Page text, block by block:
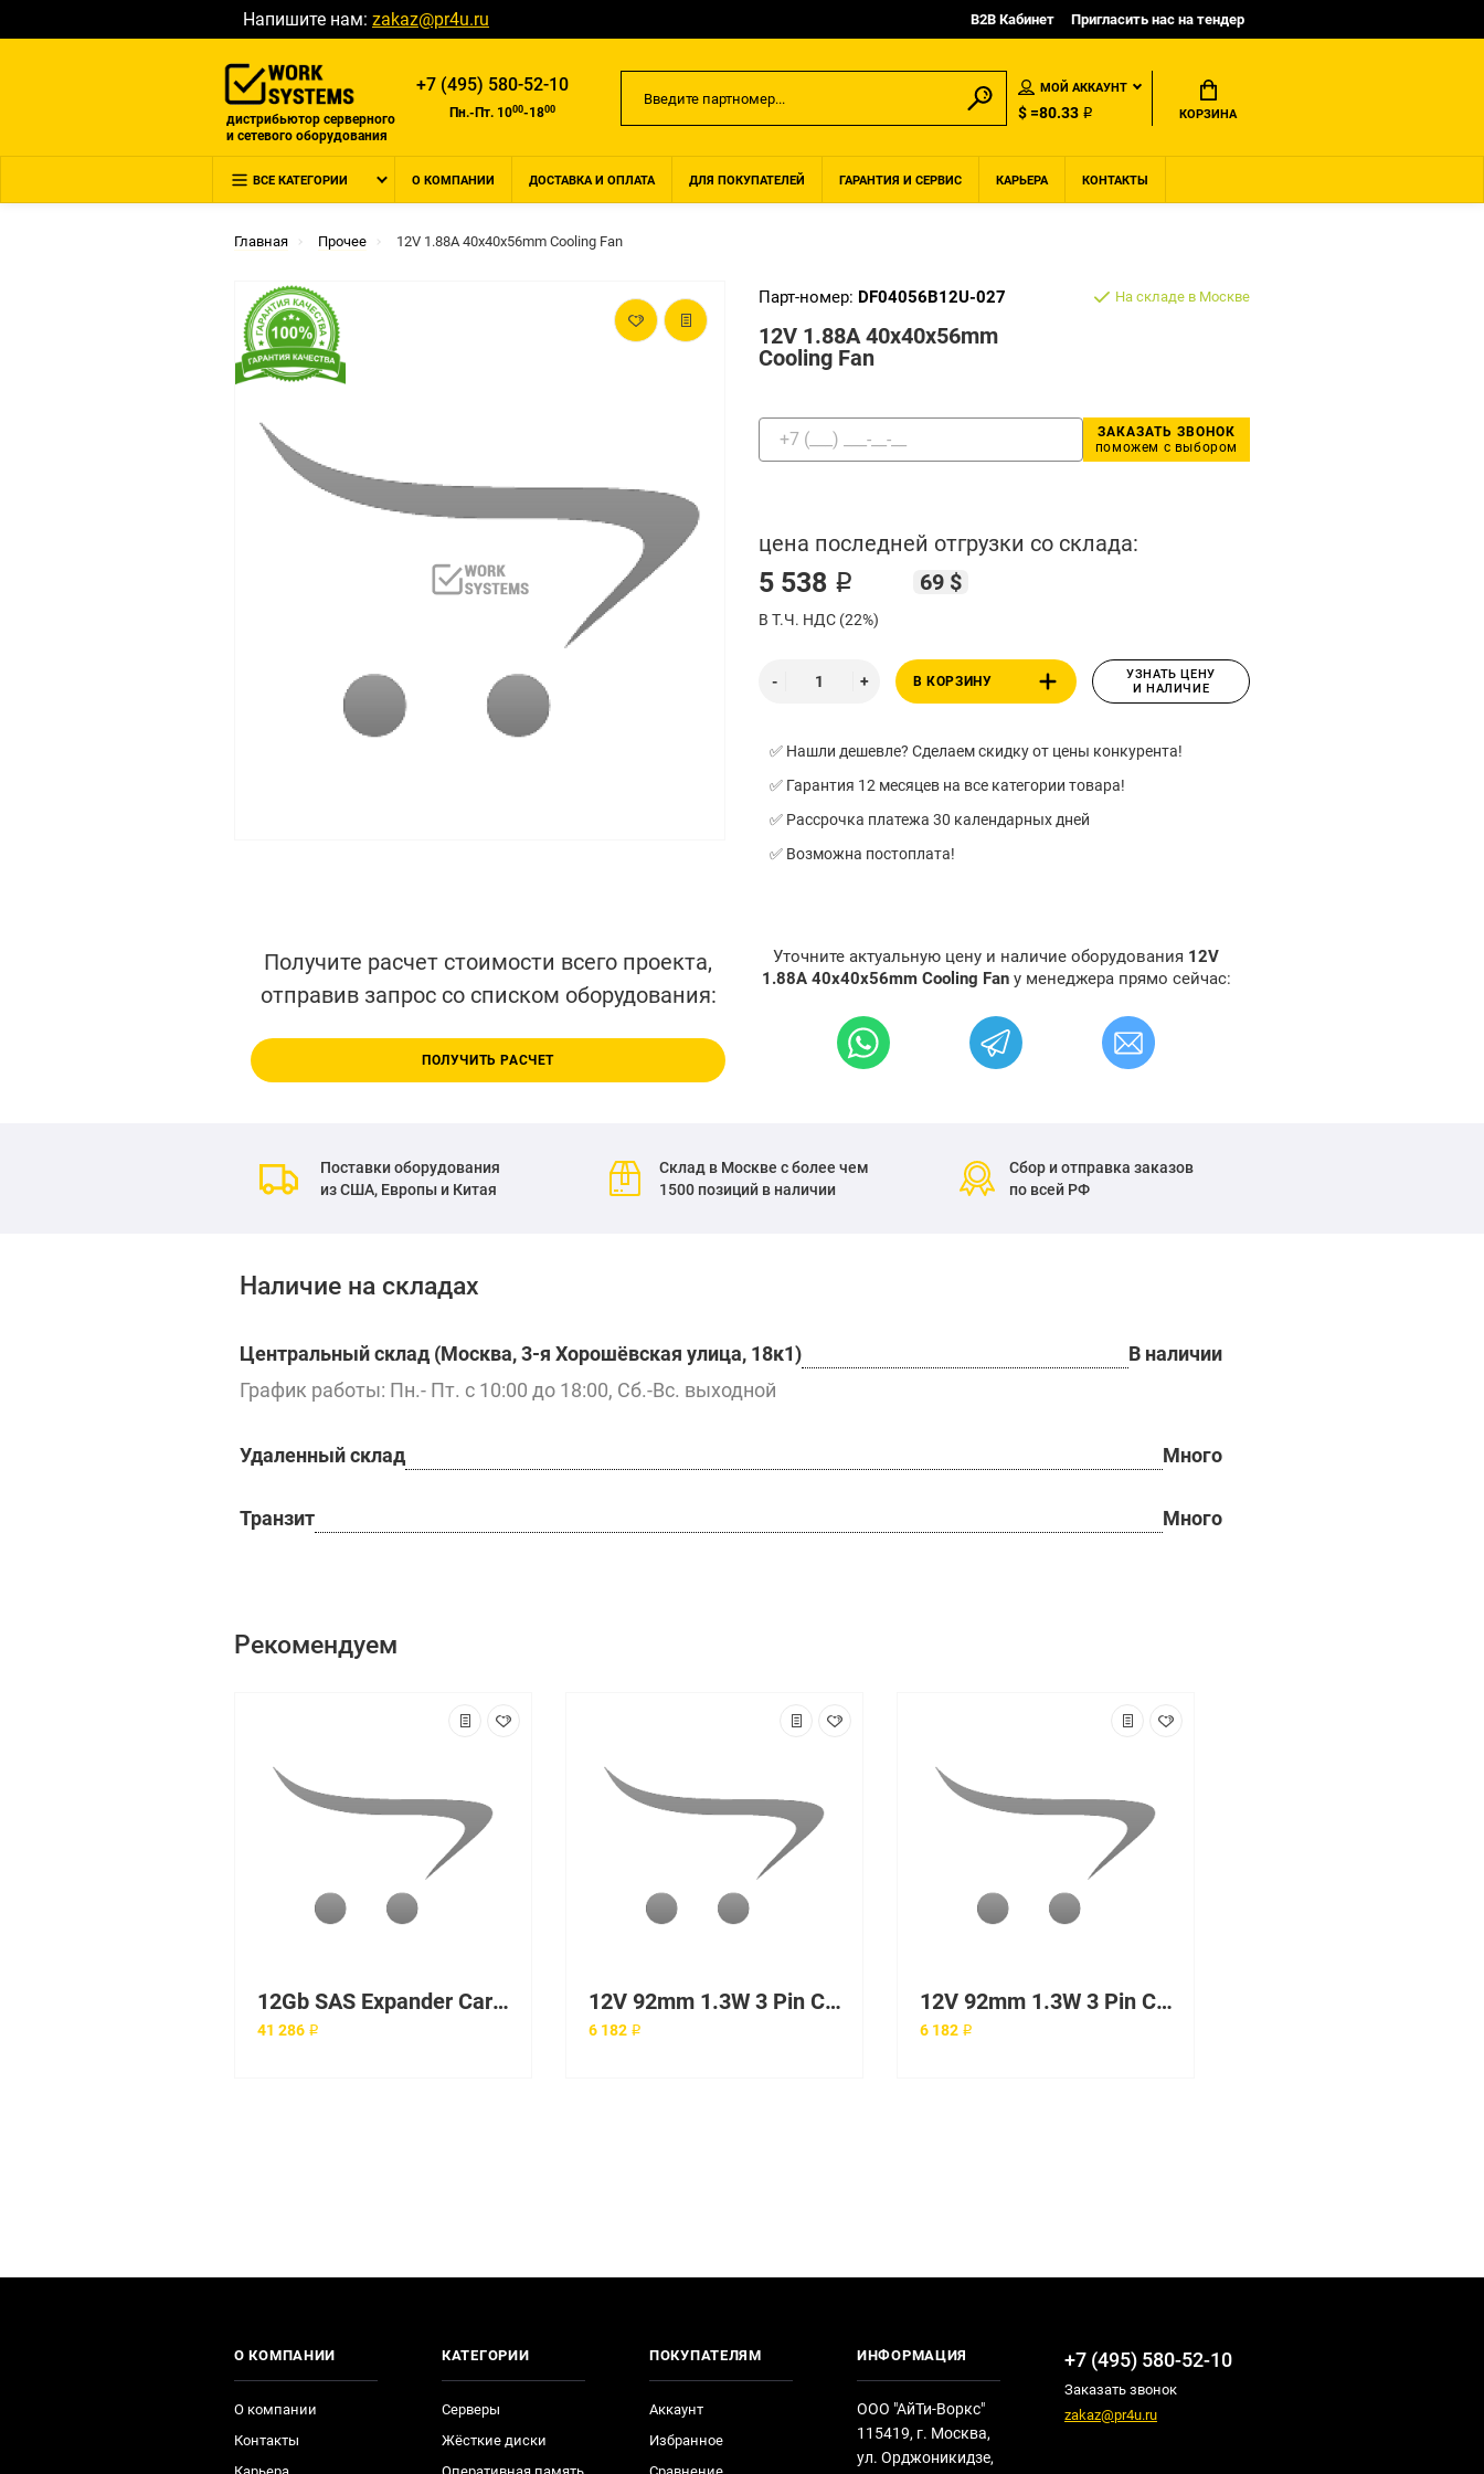
Напишите нам: zakaz@pr4u.ru B2B Кабинет Пригласить нас на тендер
дистрибьютор серверного
и сетевого оборудования
+7 (495) 580-52-10
Пн.-Пт. 1000-1800
МОЙ АККАУНТ
$ =80.33 ₽ КОРЗИНА
ВСЕ КАТЕГОРИИ О КОМПАНИИ ДОСТАВКА И ОПЛАТА ДЛЯ ПОКУПАТЕЛЕЙ ГАРАНТИЯ И СЕРВИС КАРЬЕРА КОНТАКТЫ
Главная Прочее 12V 1.88A 40x40x56mm Cooling Fan
Парт-номер: DF04056B12U-027
12V 1.88A 40x40x56mm
Cooling Fan
На складе в Москве
ЗАКАЗАТЬ ЗВОНОК
поможем с выбором
цена последней отгрузки со склада:
5 538 ₽ 69 $
В Т.Ч. НДС (22%)
В КОРЗИНУ
УЗНАТЬ ЦЕНУ
И НАЛИЧИЕ
✅ Нашли дешевле? Сделаем скидку от цены конкурента!
✅ Гарантия 12 месяцев на все категории товара!
✅ Рассрочка платежа 30 календарных дней
✅ Возможна постоплата!
Получите расчет стоимости всего проекта,
отправив запрос со списком оборудования:
ПОЛУЧИТЬ РАСЧЕТ
Уточните актуальную цену и наличие оборудования 12V
1.88A 40x40x56mm Cooling Fan у менеджера прямо сейчас:
Поставки оборудования
из США, Европы и Китая
Склад в Москве с более чем
1500 позиций в наличии
Сбор и отправка заказов
по всей РФ
Наличие на складах
Центральный склад (Москва, 3-я Хорошёвская улица, 18к1)
В наличии
График работы: Пн.- Пт. с 10:00 до 18:00, Сб.-Вс. выходной
Удаленный склад Много
Транзит Много
Рекомендуем
12Gb SAS Expander Card for DL380 Gen9
41 286 ₽
12V 92mm 1.3W 3 Pin Cooling Fan
6 182 ₽
12V 92mm 1.3W 3 Pin Cooling Fan
6 182 ₽
О КОМПАНИИ
О компании
Контакты
КАТЕГОРИИ
Серверы
Жёсткие диски
ПОКУПАТЕЛЯМ
Аккаунт
Избранное
ИНФОРМАЦИЯ
ООО "АйТи-Воркс"
115419, г. Москва,
ул. Орджоникидзе,
+7 (495) 580-52-10
Заказать звонок
zakaz@pr4u.ru